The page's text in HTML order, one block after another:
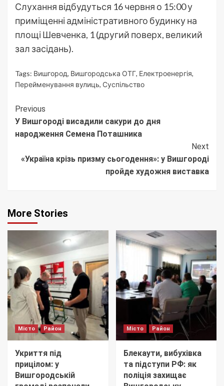
Слухання відбудуться 16 червня о 15:00 у
приміщенні адміністративного будинку на
площі Шевченка, 1 (другий поверх, великий
зал засідань).
Tags: Вишгород, Вишгородська ОТГ, Електроенергія,
Перейменування вулиць, Суспільство
Continue
Reading
Previous
У Вишгороді висадили сакури до дня
народження Семена Поташника
Next
«Україна крізь призму сьогодення»: у Вишгороді
пройде художня виставка
More Stories
Місто Район
Укриття під
прицілом: у
Вишгородській
Місто Район
Блекаути, вибухівка
та підступи РФ: як
поліція захищає